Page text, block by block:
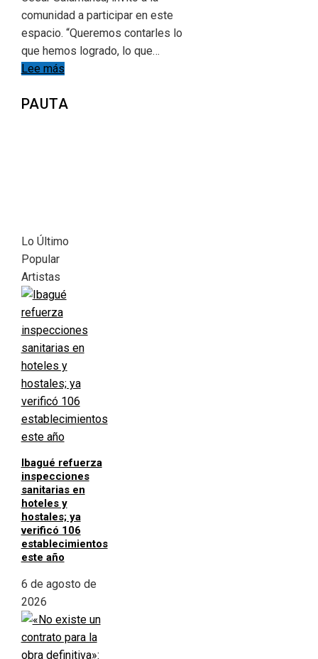
comunidad a participar en este
espacio. “Queremos contarles lo
que hemos logrado, lo que…
Lee más
PAUTA
Lo Último
Popular
Artistas
Ibagué refuerza
inspecciones
sanitarias en
hoteles y
hostales; ya
verificó 106
establecimientos
este año
6 de agosto de
2026